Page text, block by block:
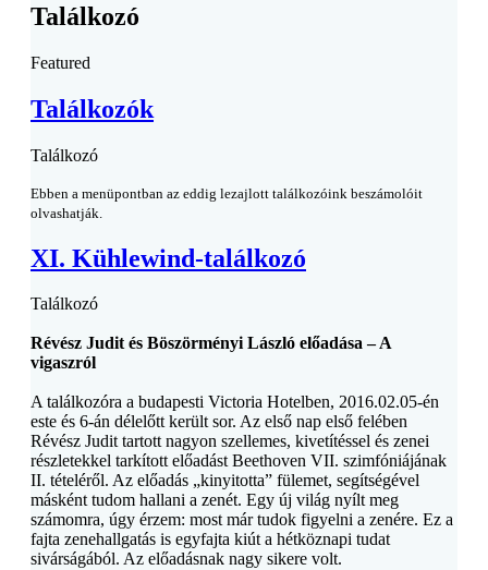
Találkozó
Featured
Találkozók
Találkozó
Ebben a menüpontban az eddig lezajlott találkozóink beszámolóit
olvashatják.
XI. Kühlewind-találkozó
Találkozó
Révész Judit és Böszörményi László előadása – A
vigaszról
A találkozóra a budapesti Victoria Hotelben, 2016.02.05-én
este és 6-án délelőtt került sor. Az első nap első felében
Révész Judit tartott nagyon szellemes, kivetítéssel és zenei
részletekkel tarkított előadást Beethoven VII. szimfóniájának
II. tételéről. Az előadás „kinyitotta” fülemet, segítségével
másként tudom hallani a zenét. Egy új világ nyílt meg
számomra, úgy érzem: most már tudok figyelni a zenére. Ez a
fajta zenehallgatás is egyfajta kiút a hétköznapi tudat
sivárságából. Az előadásnak nagy sikere volt.